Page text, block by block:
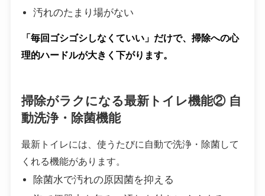
汚れのたまり場がない
「毎回ゴシゴシしなくていい」だけで、掃除への心
理的ハードルが大きく下がります。
掃除がラクになる最新トイレ機能② 自
動洗浄・除菌機能
最新トイレには、使うたびに自動で洗浄・除菌して
くれる機能があります。
除菌水で汚れの原因菌を抑える